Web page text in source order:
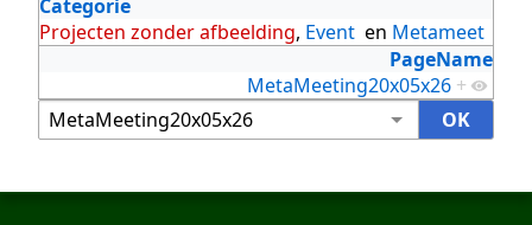
Categorie
Projecten zonder afbeelding, Event en Metameet
PageName
MetaMeeting20x05x26 +